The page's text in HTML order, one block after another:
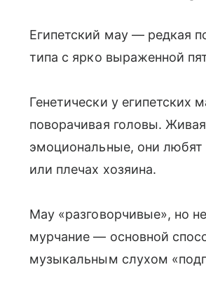
Египетский мау — редкая
типа с ярко выраженной
Генетически у
поворачивая головы.
эмоциональные, они любят
или плечах хозяина.
Мау «разговорчивые», но
мурчание — основной
музыкальным слухом